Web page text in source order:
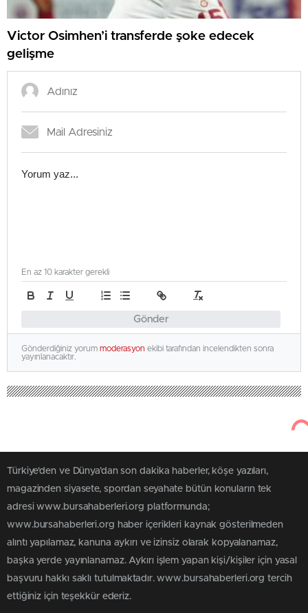
Victor Osimhen’i transferde şoke edecek
gelişme
Gönder
En az 10 karakter gerekli
Gönderdiğiniz yorum moderasyon ekibi tarafından incelendikten sonra
yayınlanacaktır.
Türkiye'den ve Dünya’dan son dakika haberler, köşe yazıları,
magazinden siyasete, spordan seyahate bütün konuların tek
adresi www.bursahaberleri.org platformunda;
www.bursahaberleri.org haber içerikleri kaynak gösterilmeden
alıntı yapılamaz, kanuna aykırı ve izinsiz olarak kopyalanamaz,
başka yerde yayınlanamaz. Aykırı işlem yapan kişi/kişiler için yasal
başvuru hakkı saklı tutulmaktadır. www.bursahaberleri.org tercih
ettiğiniz için teşekkür ederiz.